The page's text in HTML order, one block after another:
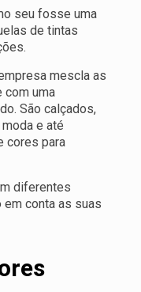
seu fosse uma
de tintas
mescla as
com uma
São calçados,
e até
cores para
diferentes
conta as suas